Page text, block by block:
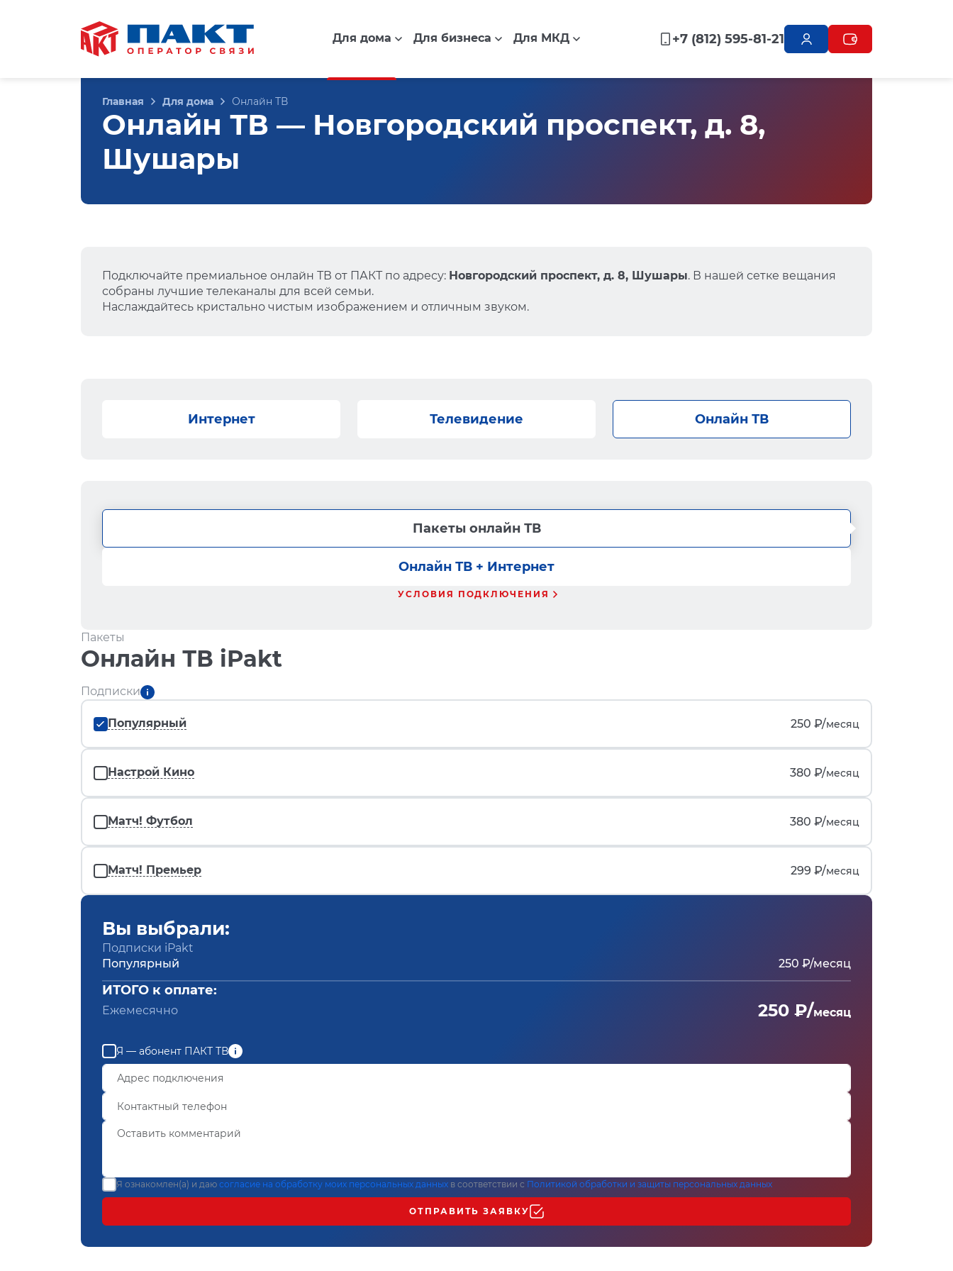
Для дома Для бизнеса Для МКД +7 (812) 595-81-21
Главная Для дома Онлайн ТВ
Онлайн ТВ — Новгородский проспект, д. 8,
Шушары
Подключайте премиальное онлайн ТВ от ПАКТ по адресу: Новгородский проспект, д. 8, Шушары. В нашей сетке вещания
собраны лучшие телеканалы для всей семьи.
Наслаждайтесь кристально чистым изображением и отличным звуком.
Интернет Телевидение Онлайн ТВ
Пакеты онлайн ТВ
Онлайн ТВ + Интернет
УСЛОВИЯ ПОДКЛЮЧЕНИЯ
Пакеты
Онлайн ТВ iPakt
Подписки
Популярный 250 ₽/месяц
Настрой Кино 380 ₽/месяц
Матч! Футбол 380 ₽/месяц
Матч! Премьер 299 ₽/месяц
Вы выбрали:
Подписки iPakt
Популярный
250 ₽/месяц
ИТОГО к оплате:
Ежемесячно 250 ₽/месяц
Я — абонент ПАКТ ТВ
Я ознакомлен(а) и даю согласие на обработку моих персональных данных в соответствии с Политикой обработки и защиты персональных данных
ОТПРАВИТЬ ЗАЯВКУ